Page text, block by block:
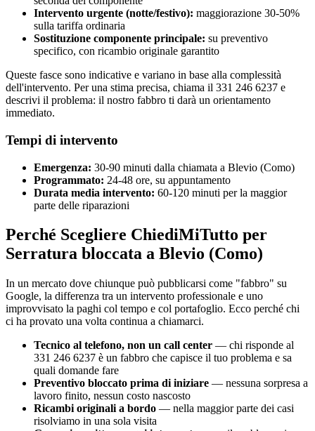
Intervento urgente (notte/festivo): maggiorazione 30-50%
sulla tariffa ordinaria
Sostituzione componente principale: su preventivo
specifico, con ricambio originale garantito
Queste fasce sono indicative e variano in base alla complessità
dell'intervento. Per una stima precisa, chiama il 331 246 6237 e
descrivi il problema: il nostro fabbro ti darà un orientamento
immediato.
Tempi di intervento
Emergenza: 30-90 minuti dalla chiamata a Blevio (Como)
Programmato: 24-48 ore, su appuntamento
Durata media intervento: 60-120 minuti per la maggior
parte delle riparazioni
Perché Scegliere ChiediMiTutto per
Serratura bloccata a Blevio (Como)
In un mercato dove chiunque può pubblicarsi come "fabbro" su
Google, la differenza tra un intervento professionale e uno
improvvisato la paghi col tempo e col portafoglio. Ecco perché chi
ci ha provato una volta continua a chiamarci.
Tecnico al telefono, non un call center — chi risponde al
331 246 6237 è un fabbro che capisce il tuo problema e sa
quali domande fare
Preventivo bloccato prima di iniziare — nessuna sorpresa a
lavoro finito, nessun costo nascosto
Ricambi originali a bordo — nella maggior parte dei casi
risolviamo in una sola visita